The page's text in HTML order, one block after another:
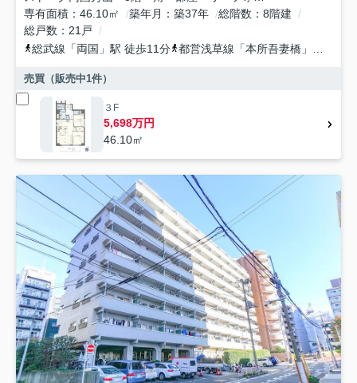
専有面積
46.10㎡ 築年月 築37年 総階数
8階建
総戸数
21戸
総武線 「両国 」駅 徒歩11分 都営浅草線 「本所吾妻橋 」駅 徒歩13分
売買（販売中1件）
３F
5,698万円
46.10㎡